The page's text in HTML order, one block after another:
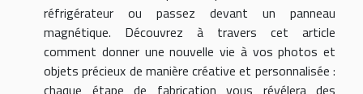
réfrigérateur ou passez devant un panneau
magnétique. Découvrez à travers cet article
comment donner une nouvelle vie à vos photos et
objets précieux de manière créative et personnalisée :